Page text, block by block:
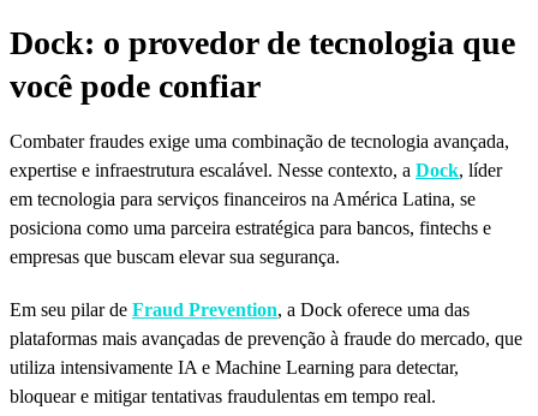
Dock: o provedor de tecnologia que
você pode confiar
Combater fraudes exige uma combinação de tecnologia avançada,
expertise e infraestrutura escalável. Nesse contexto, a Dock, líder
em tecnologia para serviços financeiros na América Latina, se
posiciona como uma parceira estratégica para bancos, fintechs e
empresas que buscam elevar sua segurança.
Em seu pilar de Fraud Prevention, a Dock oferece uma das
plataformas mais avançadas de prevenção à fraude do mercado, que
utiliza intensivamente IA e Machine Learning para detectar,
bloquear e mitigar tentativas fraudulentas em tempo real.